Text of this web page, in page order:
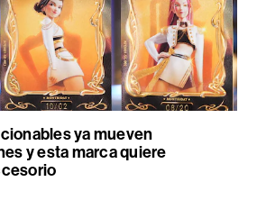
ya mueven
y esta marca quiere